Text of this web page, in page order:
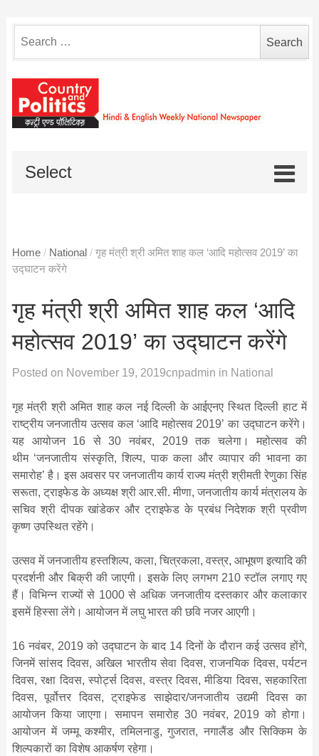
for:
Select
Home / National / गृह मंत्री श्री अमित शाह कल ‘आदि महोत्सव 2019’ का
उद्घाटन करेंगे
गृह मंत्री श्री अमित शाह कल ‘आदि
महोत्सव 2019’ का उद्घाटन करेंगे
Posted on November 19, 2019cnpadmin in National
गृह मंत्री श्री अमित शाह कल नई दिल्ली के आईएनए स्थित दिल्ली हाट में
राष्ट्रीय जनजातीय उत्सव कल ‘आदि महोत्सव 2019’ का उद्घाटन करेंगे।
यह आयोजन 16 से 30 नवंबर, 2019 तक चलेगा। महोत्सव की
थीम ‘जनजातीय संस्कृति, शिल्प, पाक कला और व्यापार की भावना का
समारोह’ है। इस अवसर पर जनजातीय कार्य राज्य मंत्री श्रीमती रेणुका सिंह
सरूता, ट्राइफेड के अध्यक्ष श्री आर.सी. मीणा, जनजातीय कार्य मंत्रालय के
सचिव श्री दीपक खांडेकर और ट्राइफेड के प्रबंध निदेशक श्री प्रवीण
कृष्ण उपस्थित रहेंगे।
उत्सव में जनजातीय हस्तशिल्प, कला, चित्रकला, वस्त्र, आभूषण इत्यादि की
प्रदर्शनी और बिक्री की जाएगी। इसके लिए लगभग 210 स्टॉल लगाए गए
हैं। विभिन्न राज्यों से 1000 से अधिक जनजातीय दस्तकार और कलाकार
इसमें हिस्सा लेंगे। आयोजन में लघु भारत की छवि नजर आएगी।
16 नवंबर, 2019 को उद्घाटन के बाद 14 दिनों के दौरान कई उत्सव होंगे,
जिनमें सांसद दिवस, अखिल भारतीय सेवा दिवस, राजनयिक दिवस, पर्यटन
दिवस, रक्षा दिवस, स्पोर्ट्स दिवस, वस्त्र दिवस, मीडिया दिवस, सहकारिता
दिवस, पूर्वोत्तर दिवस, ट्राइफेड साझेदार/जनजातीय उद्यमी दिवस का
आयोजन किया जाएगा। समापन समारोह 30 नवंबर, 2019 को होगा।
आयोजन में जम्मू कश्मीर, तमिलनाडु, गुजरात, नगालैंड और सिक्किम के
शिल्पकारों का विशेष आकर्षण रहेगा।